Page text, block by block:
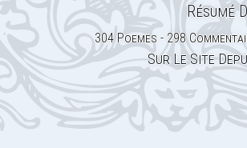
Résumé
304 Poemes - 298
Sur Le Site